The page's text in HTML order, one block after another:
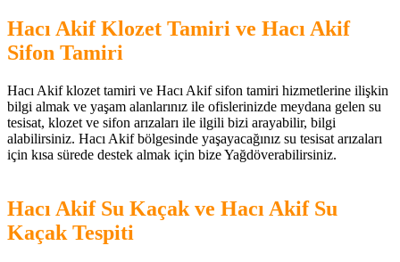
Hacı Akif Klozet Tamiri ve Hacı Akif
Sifon Tamiri
Hacı Akif klozet tamiri ve Hacı Akif sifon tamiri hizmetlerine ilişkin
bilgi almak ve yaşam alanlarınız ile ofislerinizde meydana gelen su
tesisat, klozet ve sifon arızaları ile ilgili bizi arayabilir, bilgi
alabilirsiniz. Hacı Akif bölgesinde yaşayacağınız su tesisat arızaları
için kısa sürede destek almak için bize Yağdöverabilirsiniz.
Hacı Akif Su Kaçak ve Hacı Akif Su
Kaçak Tespiti